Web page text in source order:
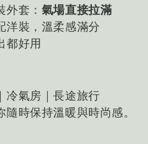
套： 氣場直接拉滿
洋裝，溫柔感滿分
都好用
冷氣房｜長途旅行
時保持溫暖與時尚感。